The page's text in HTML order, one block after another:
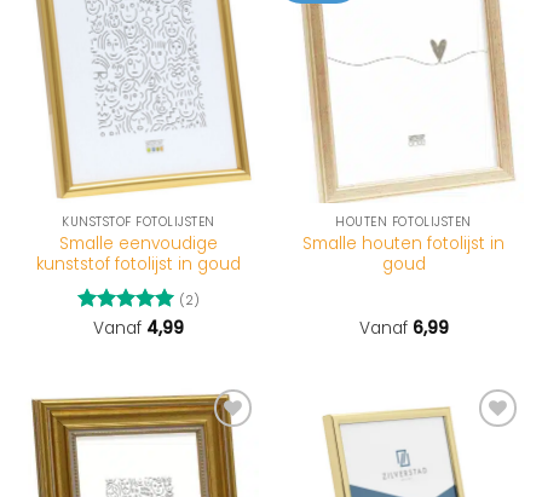
KUNSTSTOF FOTOLIJSTEN
Smalle eenvoudige
kunststof fotolijst in goud
Gewaardeerd
(2)
Vanaf 4,99
HOUTEN FOTOLIJSTEN
Smalle houten fotolijst in
goud
Vanaf 6,99